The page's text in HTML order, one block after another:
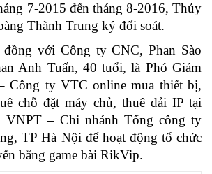
7-2015 đến tháng 8-2016, Thủy
Thành Trung ký đối soát.
với Công ty CNC, Phan Sào
Anh Tuấn, 40 tuổi, là Phó Giám
Công ty VTC online mua thiết bị,
chỗ đặt máy chủ, thuê dải IP tại
VNPT – Chi nhánh Tổng công ty
TP Hà Nội để hoạt động tổ chức
bằng game bài RikVip.